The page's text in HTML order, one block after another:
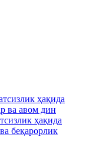
ҳақида
ва авом дин
ҳақида
беқарорлик